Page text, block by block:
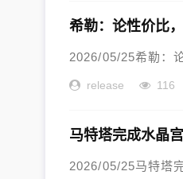
希勒：论性价比
2026/05/25希勒：
release 116
马特塔完成水晶
2026/05/25马特塔